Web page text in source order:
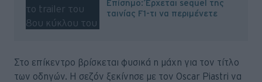
Επίσημο: Έρχεται sequel της
ταινίας F1-τι να περιμένετε
Στο επίκεντρο βρίσκεται φυσικά η μάχη για τον τίτλο
των οδηγών. Η σεζόν ξεκίνησε με τον Oscar Piastri να